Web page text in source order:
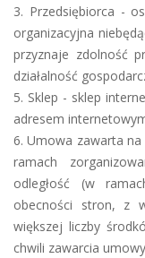
3. Przedsiębiorca -
organizacyjna
przyznaje zdolność
działalność
5. Sklep - sklep
adresem
6. Umowa zawarta
ramach
odległość (w
obecności stron, z
większej liczby
chwili zawarcia